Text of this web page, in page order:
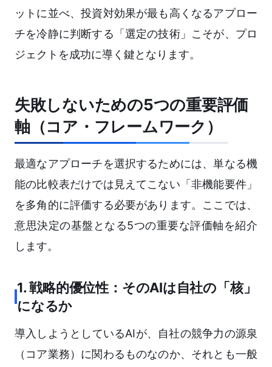
ットに並べ、投資対効果が最も高くなるアプロー
チを冷静に判断する「選定の技術」こそが、プロ
ジェクトを成功に導く鍵となります。
失敗しないための5つの重要評価
軸（コア・フレームワーク）
最適なアプローチを選択するためには、単なる機
能の比較表だけでは見えてこない「非機能要件」
を多角的に評価する必要があります。ここでは、
意思決定の基盤となる5つの重要な評価軸を紹介
します。
1. 戦略的優位性：そのAIは自社の「核」
になるか
導入しようとしているAIが、自社の競争力の源泉
（コア業務）に関わるものなのか、それとも一般